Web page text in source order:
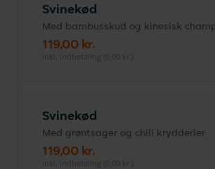
Svinekød
Med bambusskud og kinesisk
119,00 kr.
inkl. indbetaling (0,00 kr.)
Svinekød
Med grøntsager og chili krydderier
119,00 kr.
inkl. indbetaling (0,00 kr.)